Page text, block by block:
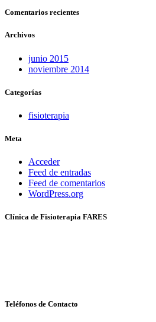
Comentarios recientes
Archivos
junio 2015
noviembre 2014
Categorías
fisioterapia
Meta
Acceder
Feed de entradas
Feed de comentarios
WordPress.org
Clínica de Fisioterapia FARES
Teléfonos de Contacto